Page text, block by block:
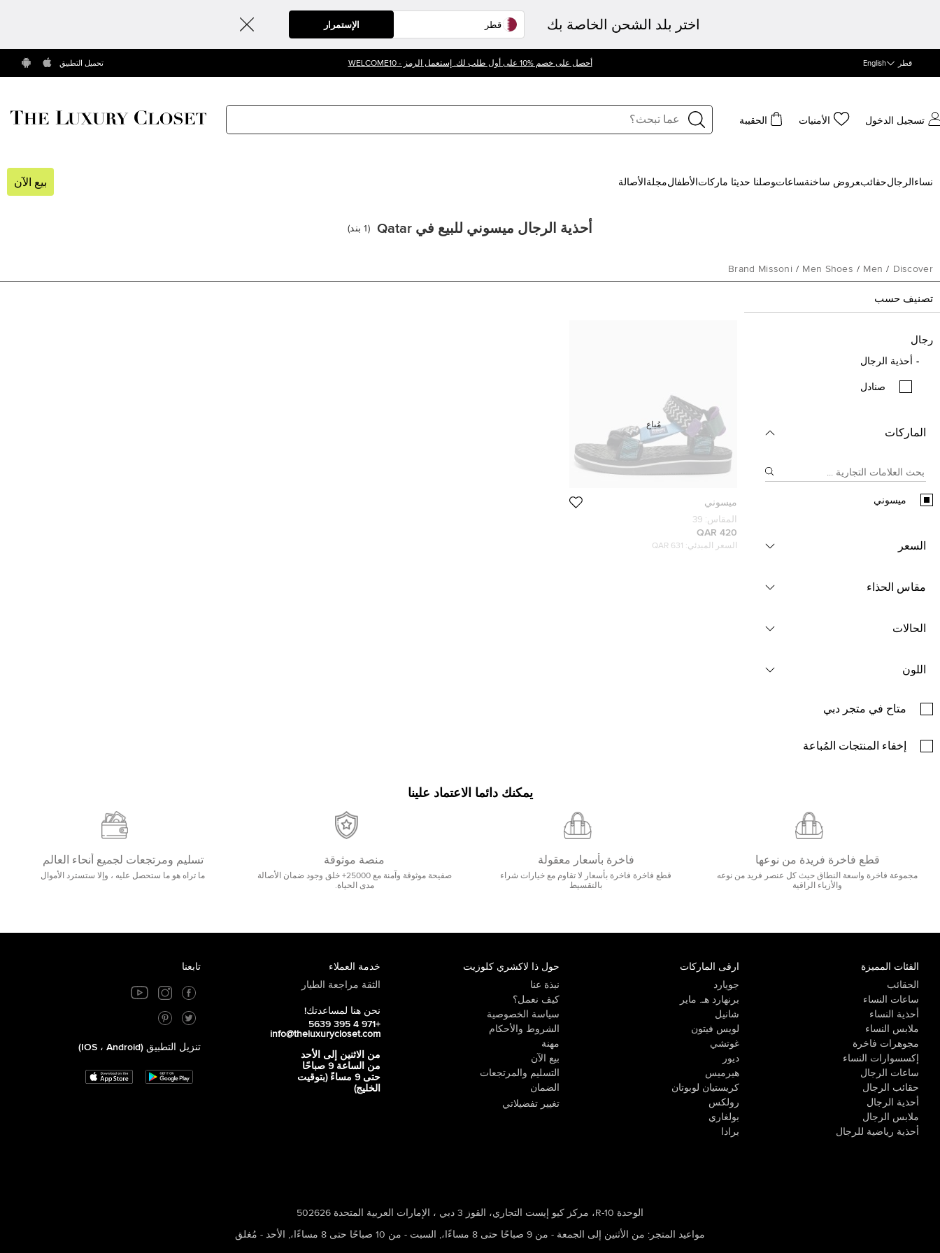
اختر بلد الشحن الخاصة بك الإستمرار
قطر English أحصل على خصم %10 على أول طلب لك. إستعمل الرمز - WELCOME10 تحميل التطبيق
تسجيل الدخول الأمنيات الحقيبة
نساء الرجالحقائب‍عروض ساخنة‍ساعات‍وصلنا حديثا ‍ ماركات الأطفالمجلة الأصالة بيع الآن
أحذية الرجال ميسوني للبيع في Qatar (
1 بند)
Discover
/
Men
/
Men Shoes
/
Brand Missoni
تصنيف حسب
رجال
أحذية الرجال
صنادل
الماركات
ميسوني
السعر
مقاس الحذاء
الحالات
اللون
متاح في متجر دبي
إخفاء المنتجات المُباعة
ميسوني
المقاس: 39
420 QAR
السعر المبدئي: 631 QAR
مُباع
يمكنك دائما الاعتماد علينا
قطع فاخرة فريدة من نوعها
مجموعة فاخرة واسعة النطاق حيث كل عنصر فريد من نوعه
والأزياء الراقية
فاخرة بأسعار معقولة
قطع فاخرة فاخرة بأسعار لا تقاوم مع خيارات شراء
بالتقسيط
منصة موثوقة
صفيحة موثوقة وآمنة مع 25000+ خلق وجود ضمان الأصالة
مدى الحياة.
تسليم ومرتجعات لجميع أنحاء العالم
ما تراه هو ما ستحصل عليه ، وإلا ستسترد الأموال
الفئات المميزة
الحقائب
ساعات النساء
أحذية النساء
ملابس النساء
مجوهرات فاخرة
إكسسوارات النساء
ساعات الرجال
حقائب الرجال
أحذية الرجال
ملابس الرجال
أحذية رياضية للرجال
ارقى الماركات
جويارد
برنهارد هـ. ماير
شانيل
لويس فيتون
غوتشي
ديور
هيرميس
كريستيان لوبوتان
رولكس
بولغاري
برادا
حول ذا لاكشري كلوزيت
نبذة عنا
كيف نعمل؟
سياسة الخصوصية
الشروط والأحكام
مهنة
بيع الآن
التسليم والمرتجعات
الضمان
تغيير تفضيلاتي
خدمة العملاء
الثقة مراجعة الطيار
نحن هنا لمساعدتك!
+971 4 395 5639
info@theluxurycloset.com
من الاثنين إلى الأحد
من الساعة 9 صباحًا
حتى 9 مساءً (بتوقيت
الخليج)
تابعنا
تنزيل التطبيق (iOS ، Android)
الوحدة R-10، مركز كيو إيست التجاري، القوز 3 دبي ، الإمارات العربية المتحدة 502626
مواعيد المتجر : من الأثنين إلى الجمعة - من 9 صباحًا حتى 8 مساءًا، , السبت - من 10 صباحًا حتى 8 مساءًا، , الأحد - مُغلق